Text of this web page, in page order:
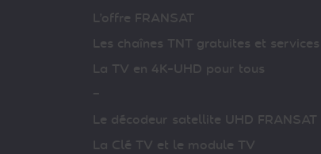
L’offre FRANSAT
Les chaînes TNT gratuites et services
La TV en 4K-UHD pour tous
–
Le décodeur satellite UHD FRANSAT
La Clé TV et le module TV